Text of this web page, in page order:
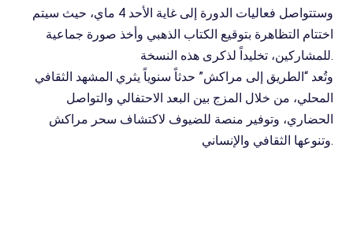
وستتواصل فعاليات الدورة إلى غاية الأحد 4 ماي، حيث سيتم
اختتام التظاهرة بتوقيع الكتاب الذهبي وأخذ صورة جماعية
للمشاركين، تخليداً لذكرى هذه النسخة.
وتُعد “الطريق إلى مراكش” حدثاً سنوياً يثري المشهد الثقافي
المحلي، من خلال المزج بين البعد الاحتفالي والتواصل
الحضاري، وتوفير منصة للضيوف لاكتشاف سحر مراكش
وتنوعها الثقافي والإنساني.